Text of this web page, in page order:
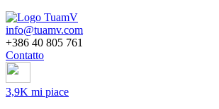
info@tuamv.com
+386 40 805 761
Contatto
3,9K mi piace